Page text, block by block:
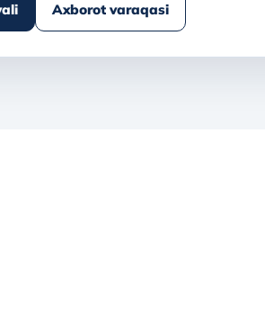
Axborot varaqasi